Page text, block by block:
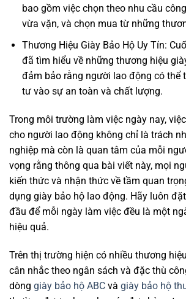
bao gồm việc chọn theo nhu cầu
vừa vặn, và chọn mua từ những
Thương Hiệu Giày Bảo Hộ Uy Tín:
đã tìm hiểu về những thương hiệu
đảm bảo rằng người lao động có thể
tư vào sự an toàn và chất lượng.
Trong môi trường làm việc ngày nay,
cho người lao động không chỉ là trách
nghiệp mà còn là quan tâm của mỗi
vọng rằng thông qua bài viết này, mọi
kiến thức và nhận thức về tầm quan
dụng giày bảo hộ lao động. Hãy luôn
đầu để mỗi ngày làm việc đều là một
hiệu quả.
Trên thị trường hiện có nhiều thương
cân nhắc theo ngân sách và đặc thù
dòng giày bảo hộ ABC và giày bảo hộ